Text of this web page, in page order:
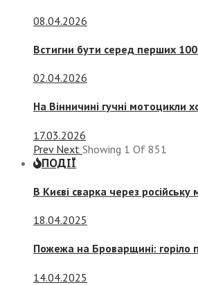
08.04.2026
Встигни бути серед перших
02.04.2026
На Вінничині гучні мотоцикли
17.03.2026
Prev Next Showing 1 Of 851
ПОДІЇ
В Києві сварка через
18.04.2025
Пожежа на Броварщині: горіло
14.04.2025